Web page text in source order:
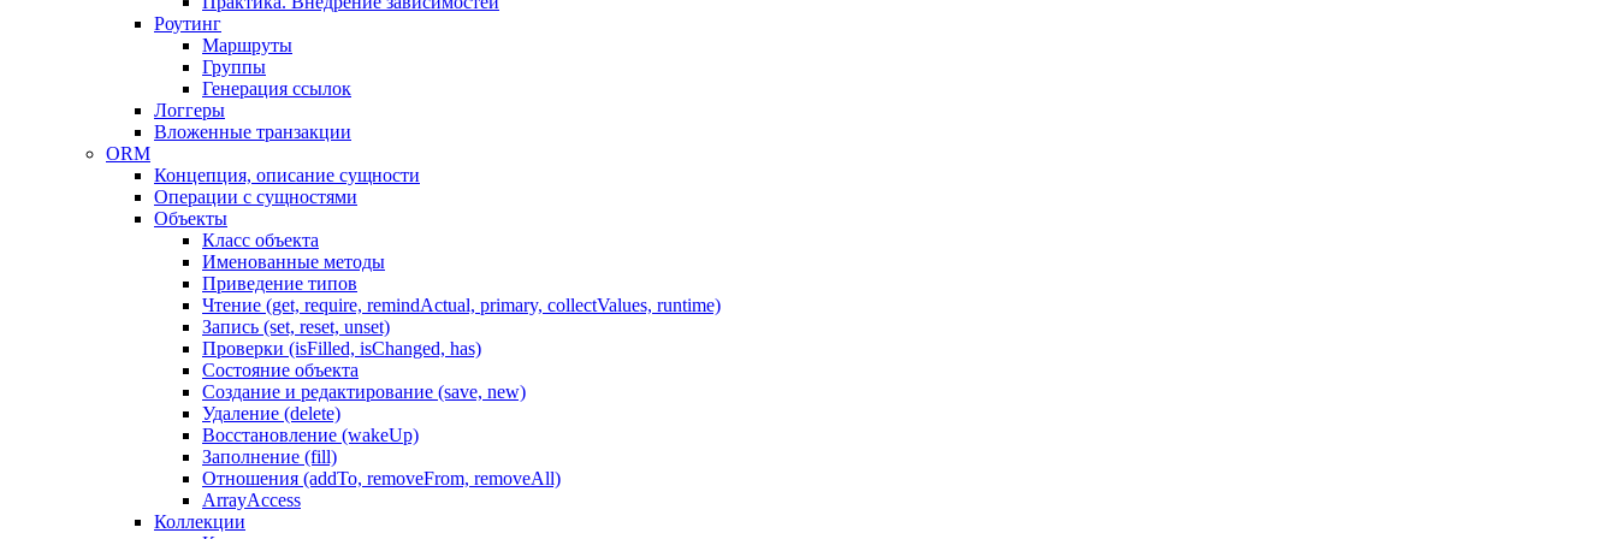
Роутинг
Маршруты
Группы
Генерация ссылок
Логгеры
Вложенные транзакции
ORM
Концепция, описание сущности
Операции с сущностями
Объекты
Класс объекта
Именованные методы
Приведение типов
Чтение (get, require, remindActual, primary, collectValues, runtime)
Запись (set, reset, unset)
Проверки (isFilled, isChanged, has)
Состояние объекта
Создание и редактирование (save, new)
Удаление (delete)
Восстановление (wakeUp)
Заполнение (fill)
Отношения (addTo, removeFrom, removeAll)
ArrayAccess
Коллекции